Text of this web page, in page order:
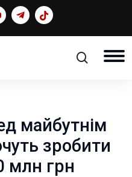
майбутнім
зробити
млн грн